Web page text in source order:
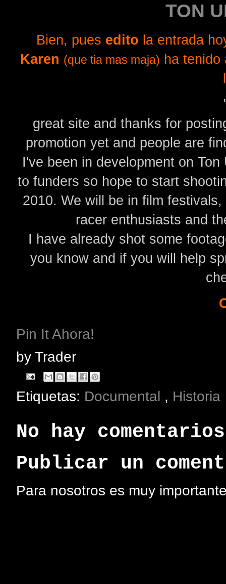
TON
Bien, pues edito la entrada
Karen (que tia mas maja) ha tenido
great site and thanks for
promotion yet and people are
I've been in development on
to funders so hope to start
2010. We will be in film
racer enthusiasts and
I have already shot some
you know and if you will help
Pin It Ahora!
by Trader
Etiquetas: Documental , Historia
No hay
Publicar un
Para nosotros es muy